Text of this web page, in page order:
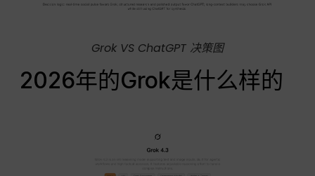
Grok VS ChatGPT 决策图
2026年的Grok是什么样的